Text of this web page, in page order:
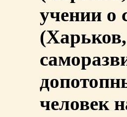
учении о
человек